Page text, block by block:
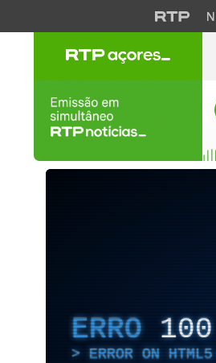
ERRO 100
ERROR ON